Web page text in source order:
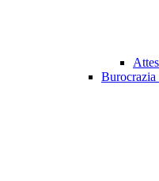
Burocrazia